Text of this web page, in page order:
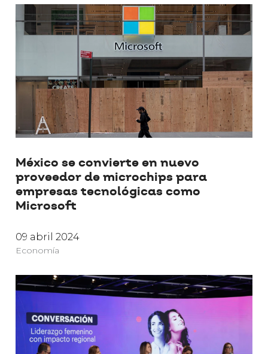
México se convierte en nuevo
proveedor de microchips para
empresas tecnológicas como
Microsoft
09 abril 2024
Economía